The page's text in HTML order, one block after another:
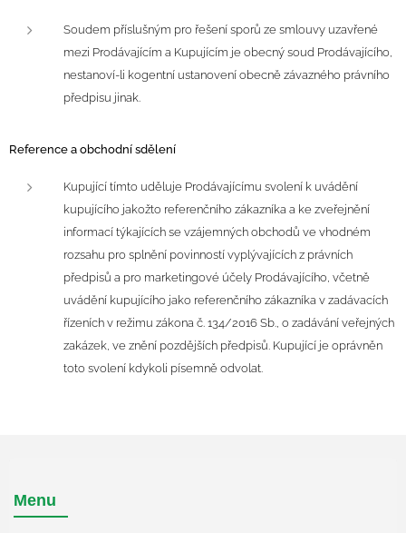
Soudem příslušným pro řešení sporů ze smlouvy uzavřené
mezi Prodávajícím a Kupujícím je obecný soud Prodávajícího,
nestanoví-li kogentní ustanovení obecně závazného právního
předpisu jinak.
Reference a obchodní sdělení
Kupující tímto uděluje Prodávajícímu svolení k uvádění
kupujícího jakožto referenčního zákazníka a ke zveřejnění
informací týkajících se vzájemných obchodů ve vhodném
rozsahu pro splnění povinností vyplývajících z právních
předpisů a pro marketingové účely Prodávajícího, včetně
uvádění kupujícího jako referenčního zákazníka v zadávacích
řízeních v režimu zákona č. 134/2016 Sb., o zadávání veřejných
zakázek, ve znění pozdějších předpisů. Kupující je oprávněn
toto svolení kdykoli písemně odvolat.
Menu